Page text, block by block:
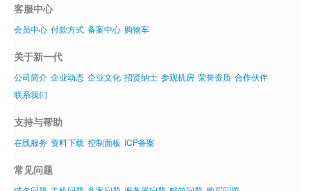
客服中心
客服中心
会员中心 付款方式 备案中心 购物车
关于新一代
公司简介 企业动态 企业文化 招贤纳士 参观机房 荣誉资质 合作伙伴
联系我们
支持与帮助
在线服务 资料下载 控制面板 ICP备案
常见问题